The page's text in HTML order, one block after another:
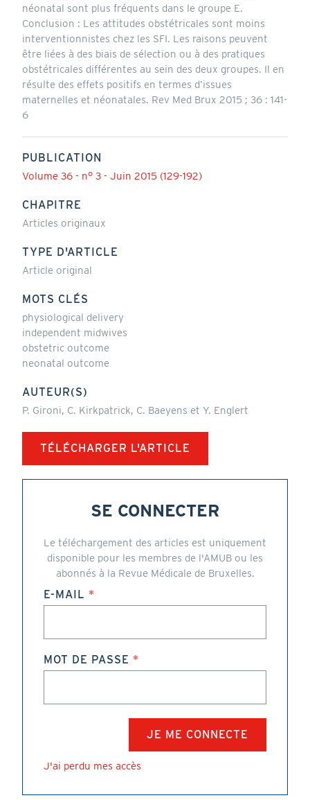
néonatal sont plus fréquents dans le groupe E.
Conclusion : Les attitudes obstétricales sont moins
interventionnistes chez les SFI. Les raisons peuvent
être liées à des biais de sélection ou à des pratiques
obstétricales différentes au sein des deux groupes. Il en
résulte des effets positifs en termes d’issues
maternelles et néonatales. Rev Med Brux 2015 ; 36 : 141-
6
PUBLICATION
Volume 36 - n° 3 - Juin 2015 (129-192)
CHAPITRE
Articles originaux
TYPE D'ARTICLE
Article original
MOTS CLÉS
physiological delivery
independent midwives
obstetric outcome
neonatal outcome
AUTEUR(S)
P. Gironi, C. Kirkpatrick, C. Baeyens et Y. Englert
TÉLÉCHARGER L'ARTICLE
SE CONNECTER
Le téléchargement des articles est uniquement
disponible pour les membres de l'AMUB ou les
abonnés à la Revue Médicale de Bruxelles.
E-MAIL
MOT DE PASSE
J'ai perdu mes accès